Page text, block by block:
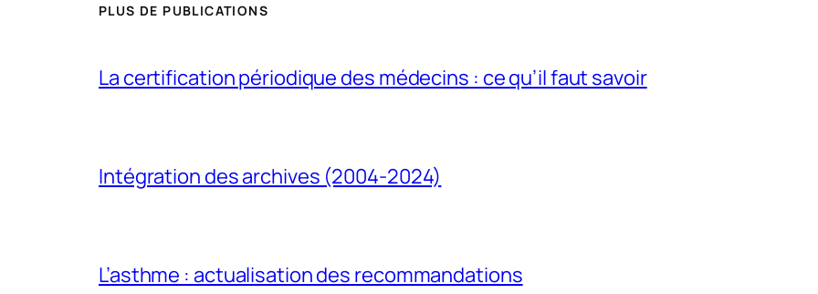
PLUS DE PUBLICATIONS
La certification périodique des médecins : ce qu’il faut savoir
Intégration des archives (2004-2024)
L’asthme : actualisation des recommandations